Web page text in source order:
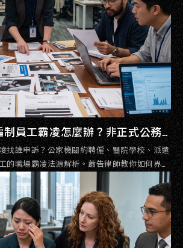
制員工霸凌怎麼辦？非正式公務
控制性股東的職場不法侵害自保
事務所
找誰申訴？公家機關約聘僱、醫院學校、派遣
的職場霸凌法源解析。蕭告律師教你如何界定
並剖析救濟分流與共同調查機制，保障非典型
COPYRIGHT © 2026 HSIAO